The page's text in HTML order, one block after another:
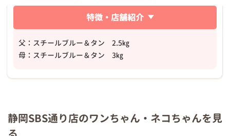
特徴・店舗紹介
父：スチールブルー＆タン 2.5㎏
母：スチールブルー＆タン 3㎏
静岡SBS通り店のワンちゃん・ネコちゃんを見